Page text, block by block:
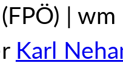
(FPÖ) | wm
Karl